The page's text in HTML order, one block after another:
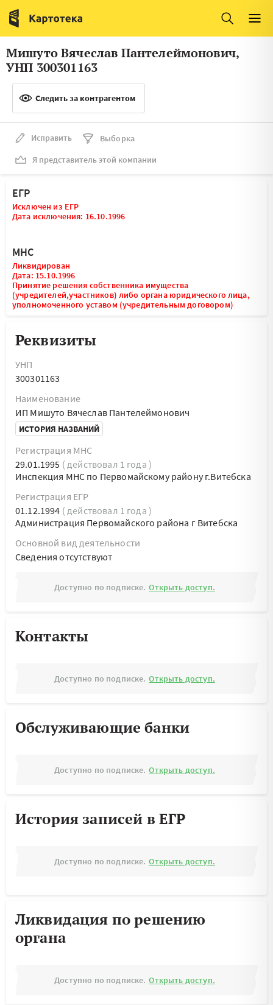
Италия
Люксембург
Литва
Латвия
Словения
Франция
Швеция
Мальта
Мишуто Вячеслав Пантелеймонович,
УНП 300301163
Следить за контрагентом
Исправить
Выборка
Я представитель этой компании
ЕГР
Исключен из ЕГР
Дата исключения: 16.10.1996
МНС
Ликвидирован
Дата: 15.10.1996
Принятие решения собственника имущества
(учредителей,участников) либо органа юридического лица,
уполномоченного уставом (учредительным договором)
Реквизиты
УНП
300301163
Наименование
ИП Мишуто Вячеслав Пантелеймонович
ИСТОРИЯ НАЗВАНИЙ
Регистрация МНС
29.01.1995 ( действовал 1 года )
Инспекция МНС по Первомайскому району г.Витебска
Регистрация ЕГР
01.12.1994 ( действовал 1 года )
Администрация Первомайского района г Витебска
Основной вид деятельности
Cведения отсутствуют
Доступно по подписке. Открыть доступ.
Контакты
Доступно по подписке. Открыть доступ.
Обслуживающие банки
Доступно по подписке. Открыть доступ.
История записей в ЕГР
Доступно по подписке. Открыть доступ.
Ликвидация по решению
органа
Доступно по подписке. Открыть доступ.